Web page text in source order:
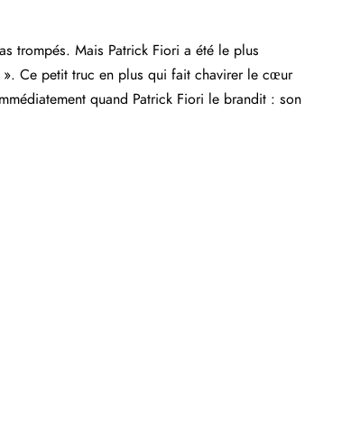
trompés. Mais Patrick Fiori a été le plus
Ce petit truc en plus qui fait chavirer le cœur
quand Patrick Fiori le brandit : son